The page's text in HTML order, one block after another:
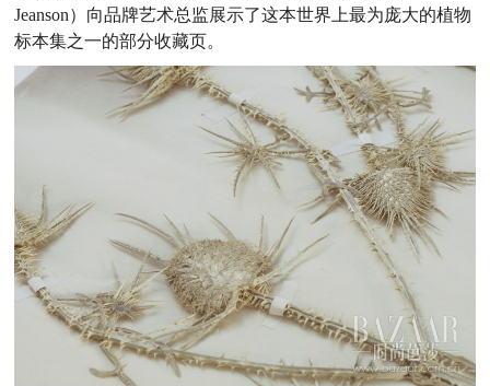
Jeanson）向品牌艺术总监展示了这本世界上最为庞大的植物
标本集之一的部分收藏页。